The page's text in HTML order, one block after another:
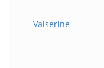
Valserine